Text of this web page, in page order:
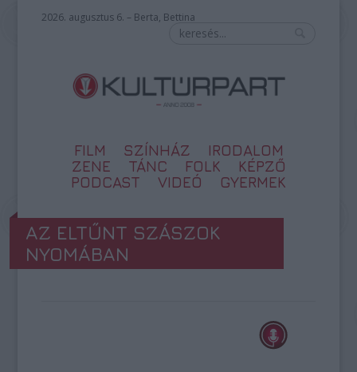
2026. augusztus 6. – Berta, Bettina
FILM SZÍNHÁZ
IRODALOM
ZENE
TÁNC FOLK
KÉPZŐ
PODCAST
VIDEÓ GYERMEK
AZ ELTŰNT SZÁSZOK
NYOMÁBAN